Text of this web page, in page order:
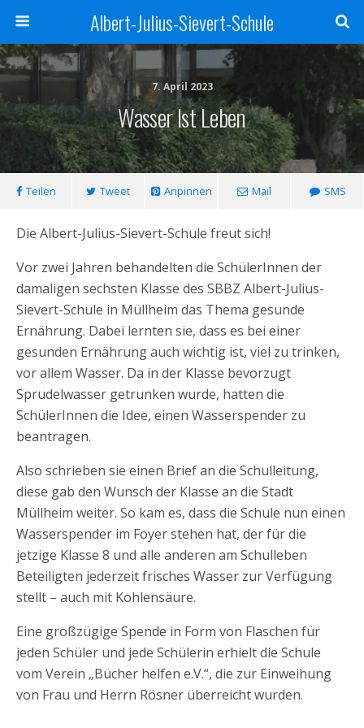
Albert-Julius-Sievert-Schule
7. April 2023
Wasser Ist Leben
Teilen Tweet Anpinnen Mail SMS
Die Albert-Julius-Sievert-Schule freut sich!
Vor zwei Jahren behandelten die SchülerInnen der
damaligen sechsten Klasse des SBBZ Albert-Julius-
Sievert-Schule in Müllheim das Thema gesunde
Ernährung. Dabei lernten sie, dass es bei einer
gesunden Ernährung auch wichtig ist, viel zu trinken,
vor allem Wasser. Da in der Klasse bevorzugt
Sprudelwasser getrunken wurde, hatten die
SchülerInnen die Idee, einen Wasserspender zu
beantragen.
Also schrieben sie einen Brief an die Schulleitung,
diese gab den Wunsch der Klasse an die Stadt
Müllheim weiter. So kam es, dass die Schule nun einen
Wasserspender im Foyer stehen hat, der für die
jetzige Klasse 8 und alle anderen am Schulleben
Beteiligten jederzeit frisches Wasser zur Verfügung
stellt – auch mit Kohlensäure.
Eine großzügige Spende in Form von Flaschen für
jeden Schüler und jede Schülerin erhielt die Schule
vom Verein „Bücher helfen e.V.“, die zur Einweihung
von Frau und Herrn Rösner überreicht wurden.